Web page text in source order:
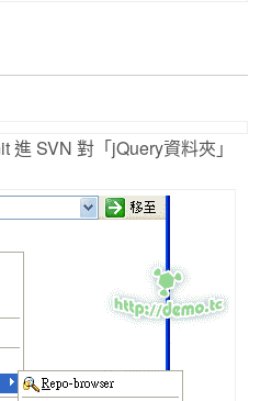
進 SVN 對「jQuery資料夾」